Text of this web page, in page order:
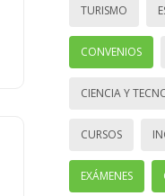
TURISMO
CONVENIOS
CIENCIA Y
CURSOS
EXÁMENES